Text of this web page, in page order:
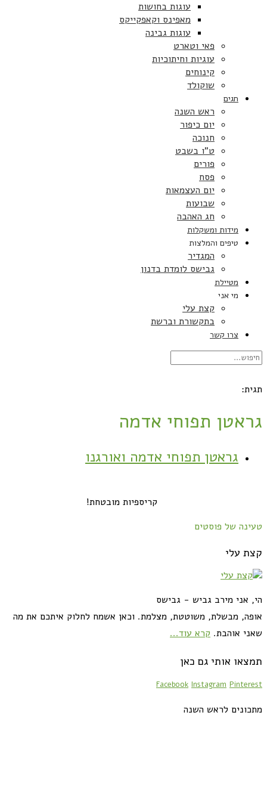
עוגות בחושות
מאפינס וקאפקייקס
עוגות גבינה
פאי וטארט
עוגיות וחיתוכיות
קינוחים
שוקולד
חגים
ראש השנה
יום כיפור
חנוכה
ט”ו בשבט
פורים
פסח
יום העצמאות
שבועות
חג האהבה
מידות ומשקלות
טיפים והמלצות
המגדיר
גבישס לומדת בדנון
מטיילת
מי אני
קצת עלי
בתקשורת וברשת
צרו קשר
תגית:
גראטן תפוחי אדמה
גראטן תפוחי אדמה ואורגנו
קריספיות מובטחת!
טעינה של פוסטים
קצת עלי
הי, אני מירב גביש - גבישס
אופה, מבשלת, משוטטת, מצלמת. וכאן אשמח לחלוק איתכם את מה
שאני אוהבת. קרא עוד...
תמצאו אותי גם כאן
Facebook Instagram Pinterest
מתכונים לראש השנה